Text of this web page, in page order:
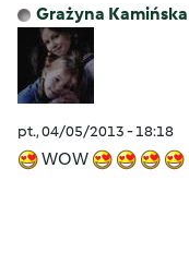
Grażyna Kamińska
pt., 04/05/2013 - 18:18
WOW